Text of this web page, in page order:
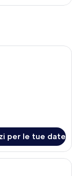
con un letto
per le tue date
con due letti, un